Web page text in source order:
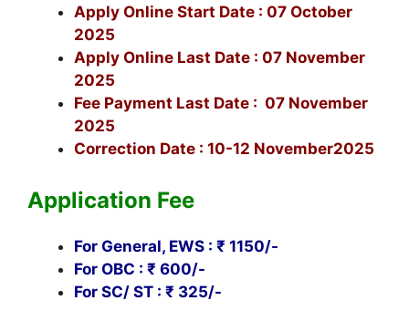
Apply Online Start Date : 07 October
2025
Apply Online Last Date : 07 November
2025
Fee Payment Last Date : 07 November
2025
Correction Date : 10-12 November2025
Application Fee
For General, EWS : ₹ 1150/-
For OBC : ₹ 600/-
For SC/ ST : ₹ 325/-